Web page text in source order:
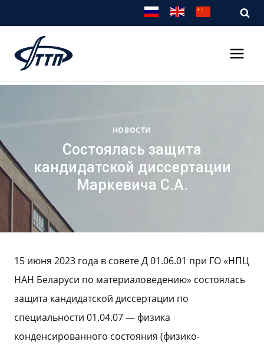
к
содержимому
НОВОСТИ
Состоялась защита
кандидатской диссертации
Маркевича С.А.
15 июня 2023 года в совете Д 01.06.01 при ГО «НПЦ
НАН Беларуси по материаловедению» состоялась
защита кандидатской диссертации по
специальности 01.04.07 — физика
конденсированного состояния (физико-